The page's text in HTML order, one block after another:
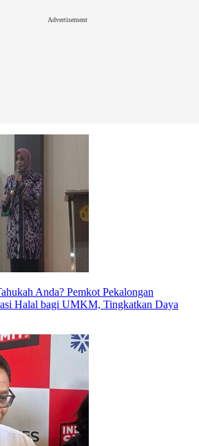
Advertisement
Anda? Pemkot Pekalongan
Halal bagi UMKM, Tingkatkan Daya